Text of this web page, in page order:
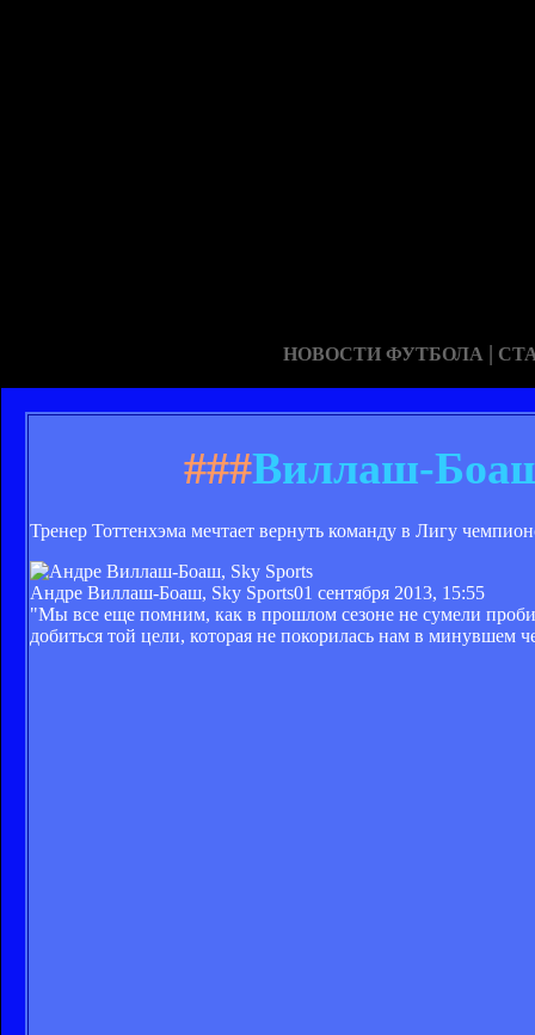
НОВОСТИ ФУТБОЛА |
###Виллаш-Боаш
Тренер Тоттенхэма мечтает вернуть команду в Лигу
Андре Виллаш-Боаш, Sky Sports01 сентября 2013, 15:55
"Мы все еще помним, как в прошлом сезоне не сумели
добиться той цели, которая не покорилась нам в минувшем